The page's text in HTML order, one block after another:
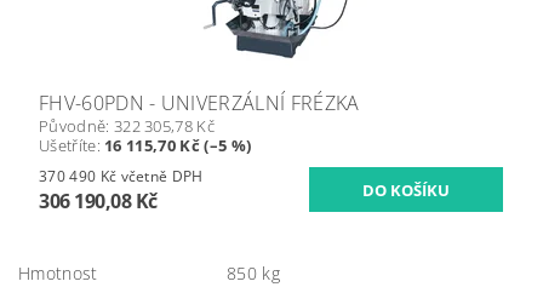
FHV-60PDN - UNIVERZÁLNÍ FRÉZKA
Původně: 322 305,78 Kč
Ušetříte: 16 115,70 Kč (–5 %)
370 490 Kč včetně DPH
306 190,08 Kč
Hmotnost
850 kg